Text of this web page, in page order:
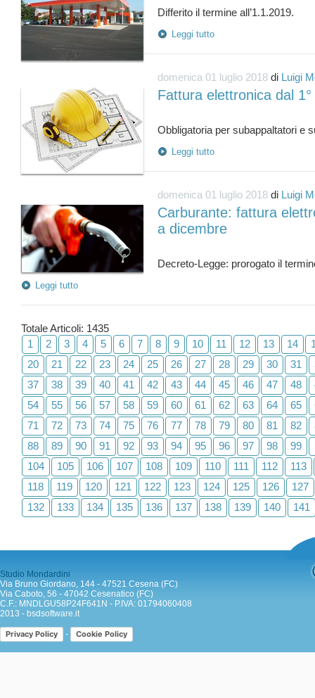
Leggi tutto
domenica 01 luglio 2018 di Luigi
Fattura elettronica dal
Leggi tutto
domenica 01 luglio 2018 di Luigi
Carburante: fattura
a dicembre
Leggi tutto
Totale Articoli: 1435
1
2 3 4 5 6 7 8 9 10 11 12 13 14
20
21 22 23 24 25 26 27 28 29 30 31
37
38 39 40 41 42 43 44 45 46 47 48
54
55 56 57 58 59 60 61 62 63 64 65
71
72 73 74 75 76 77 78 79 80 81 82
88
89 90 91 92 93 94 95 96 97 98 99
104
105 106 107 108 109 110 111 112
113
118
119 120 121 122 123 124 125 126
127
132
133 134 135 136 137 138 139 140 141
Studio Mondardini
Via Bruno Giordano, 144 - 47521 Cesena (FC)
Via Caboto, 56 - 47042 Cesenatico (FC)
C.F.: MNDLGU58P24F641N - P.IVA: 01794060408
2013 - bsdsoftware.it
Privacy Policy - Cookie Policy